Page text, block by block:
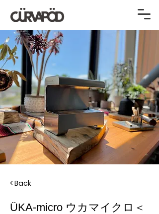
< Back
ÜKA-micro ウカマイクロ＜